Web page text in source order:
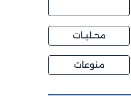
محــليــات
منوعات